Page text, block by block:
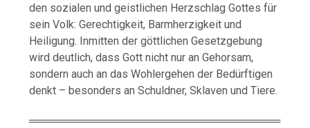
den sozialen und geistlichen Herzschlag Gottes für
sein Volk: Gerechtigkeit, Barmherzigkeit und
Heiligung. Inmitten der göttlichen Gesetzgebung
wird deutlich, dass Gott nicht nur an Gehorsam,
sondern auch an das Wohlergehen der Bedürftigen
denkt – besonders an Schuldner, Sklaven und Tiere.
═════════════════════════════════